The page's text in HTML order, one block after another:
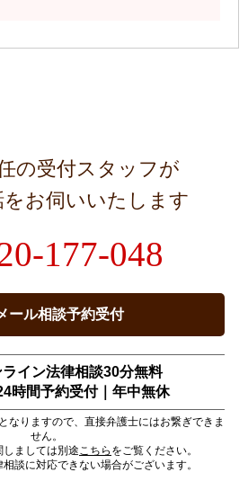
の受付スタッフが
お伺いいたします
177-048
ール相談予約受付
イン法律相談30分無料
時間予約受付｜ 年中無休
なりますので、直接弁護士にはお繋ぎできま
せん。
ましては別途こちら をご覧ください。
談に対応できない場合がございます。